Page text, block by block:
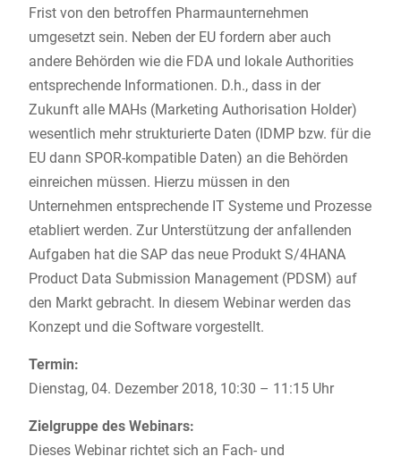
Frist von den betroffen Pharmaunternehmen
umgesetzt sein. Neben der EU fordern aber auch
andere Behörden wie die FDA und lokale Authorities
entsprechende Informationen. D.h., dass in der
Zukunft alle MAHs (Marketing Authorisation Holder)
wesentlich mehr strukturierte Daten (IDMP bzw. für die
EU dann SPOR-kompatible Daten) an die Behörden
einreichen müssen. Hierzu müssen in den
Unternehmen entsprechende IT Systeme und Prozesse
etabliert werden. Zur Unterstützung der anfallenden
Aufgaben hat die SAP das neue Produkt S/4HANA
Product Data Submission Management (PDSM) auf
den Markt gebracht. In diesem Webinar werden das
Konzept und die Software vorgestellt.
Termin:
Dienstag, 04. Dezember 2018, 10:30 – 11:15 Uhr
Zielgruppe des Webinars:
Dieses Webinar richtet sich an Fach- und